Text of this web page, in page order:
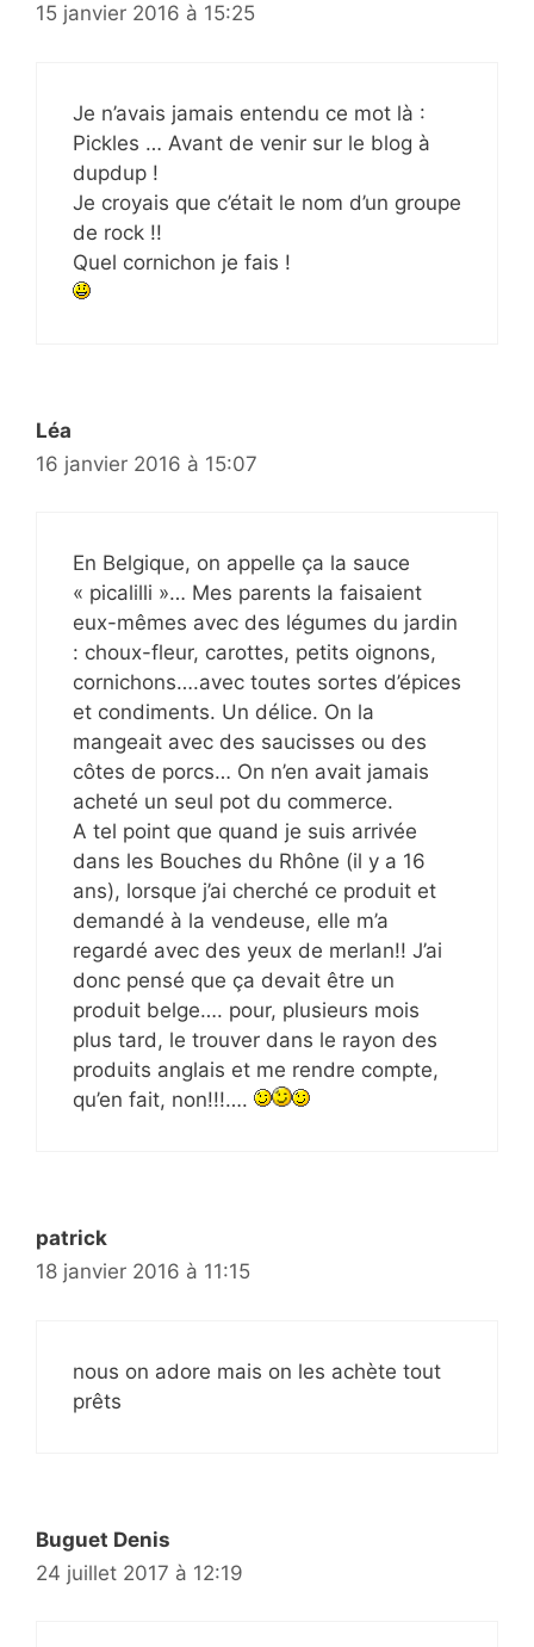
15 janvier 2016 à 15:25
Je n’avais jamais entendu ce mot là :
Pickles … Avant de venir sur le blog à
dupdup !
Je croyais que c’était le nom d’un groupe
de rock !!
Quel cornichon je fais !
Léa
16 janvier 2016 à 15:07
En Belgique, on appelle ça la sauce
« picalilli »… Mes parents la faisaient
eux-mêmes avec des légumes du jardin
: choux-fleur, carottes, petits oignons,
cornichons….avec toutes sortes d’épices
et condiments. Un délice. On la
mangeait avec des saucisses ou des
côtes de porcs… On n’en avait jamais
acheté un seul pot du commerce.
A tel point que quand je suis arrivée
dans les Bouches du Rhône (il y a 16
ans), lorsque j’ai cherché ce produit et
demandé à la vendeuse, elle m’a
regardé avec des yeux de merlan!! J’ai
donc pensé que ça devait être un
produit belge…. pour, plusieurs mois
plus tard, le trouver dans le rayon des
produits anglais et me rendre compte,
qu’en fait, non!!!….
patrick
18 janvier 2016 à 11:15
nous on adore mais on les achète tout
prêts
Buguet Denis
24 juillet 2017 à 12:19